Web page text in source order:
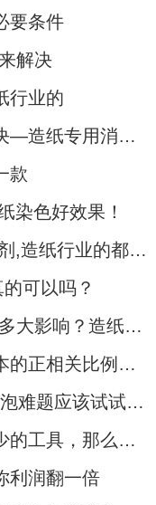
要条件
解决
行业的
造纸行业起泡了找它就能解决—造纸专用消泡剂
款
染色好效果！
某个造纸行业大牛:造纸消泡剂,造纸行业的都应该去了解了解
可以吗？
"造纸行业泡沫会给我们带来多大影响？造纸消泡剂给出回应 "
浅谈造纸用消泡剂与造纸成本的正相关比例函数变化规律
OMG，纸质需求有多高？起泡难题应该试试造纸消泡剂
纸是我们学习生活中必不可少的工具，那么造纸消泡剂能够被取代吗？
利润翻一倍